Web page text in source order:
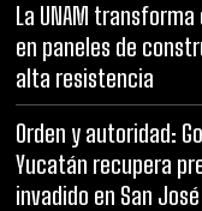
La UNAM
en paneles de
alta resistencia
Orden y autoridad:
Yucatán recupera
invadido en San